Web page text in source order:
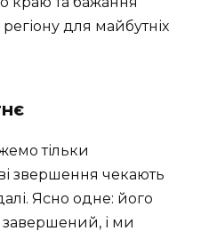
регіону для майбутніх
тільки
звершення чекають
Ясно одне: його
і ми